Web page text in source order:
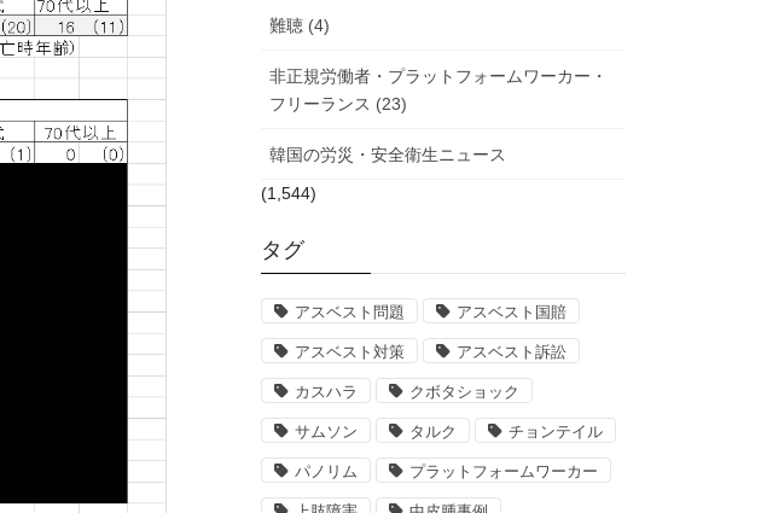
難聴 (4)
非正規労働者・プラットフォームワーカー・
フリーランス (23)
韓国の労災・安全衛生ニュース
(1,544)
タグ
アスベスト問題 アスベスト国賠
アスベスト対策 アスベスト訴訟
カスハラ クボタショック
サムソン タルク チョンテイル
パノリム プラットフォームワーカー